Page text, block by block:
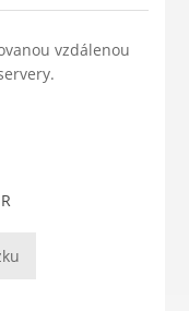
vzdálenou